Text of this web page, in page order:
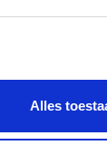
Alles
Shein